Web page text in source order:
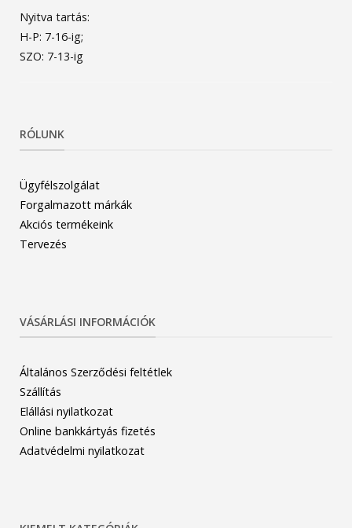
Nyitva tartás:
H-P: 7-16-ig;
SZO: 7-13-ig
RÓLUNK
Ügyfélszolgálat
Forgalmazott márkák
Akciós termékeink
Tervezés
VÁSÁRLÁSI INFORMÁCIÓK
Általános Szerződési feltétlek
Szállítás
Elállási nyilatkozat
Online bankkártyás fizetés
Adatvédelmi nyilatkozat